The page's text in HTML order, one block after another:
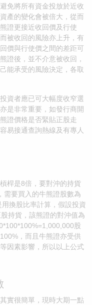
免將所有資金投放於近收
產的變化會被倍大，從而
證更接近收回價及行使
被收回的風險亦上升，有
價與行使價之間的差距可
證後，並不介意被收回，
能承受的風險決定，各取
資者應已可大幅度收窄選
是非常重要，如發行商開
證價格是否緊貼正股走
易接通查詢熱線及有專人
桿是8倍，要對沖的持貨
需要買入的牛熊證股數為
換股比率計算，假設投資
持貨，該熊證的對沖值為
股
，而且牛熊證亦受供
因素影響，所以以上公式
實很簡單，現時大期一點